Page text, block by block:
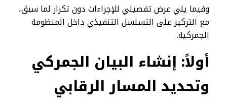
وفيما يلي عرض تفصيلي للإجراءات دون تكرار لما سبق،
مع التركيز على التسلسل التنفيذي داخل المنظومة
الجمركية.
أولاً: إنشاء البيان الجمركي
وتحديد المسار الرقابي